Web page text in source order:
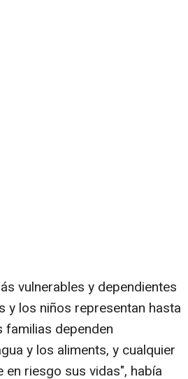
vulnerables y dependientes
y los niños representan hasta
familias dependen
y los aliments, y cualquier
riesgo sus vidas", había